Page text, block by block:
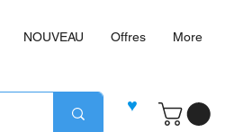
NOUVEAU Offres More
♥